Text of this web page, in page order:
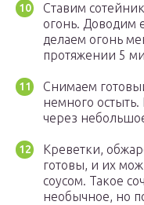
Ставим
огонь. Доводим
делаем огонь
протяжении 5
Снимаем
немного
через
Креветки,
готовы, и их
соусом. Такое
необычное, но